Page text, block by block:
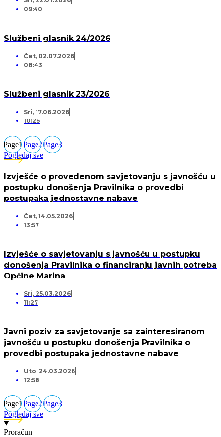
09:40
Službeni glasnik 24/2026
Čet, 02.07.2026
08:43
Službeni glasnik 23/2026
Sri, 17.06.2026
10:26
Page1Page2Page3
Pogledaj sve
Izvješće o provedenom savjetovanju s javnošću u
postupku donošenja Pravilnika o provedbi
postupaka jednostavne nabave
Čet, 14.05.2026
13:57
Izvješće o savjetovanju s javnošću u postupku
donošenja Pravilnika o financiranju javnih potreba
Općine Marina
Sri, 25.03.2026
11:27
Javni poziv za savjetovanje sa zainteresiranom
javnošću u postupku donošenja Pravilnika o
provedbi postupaka jednostavne nabave
Uto, 24.03.2026
12:58
Page1Page2Page3
Pogledaj sve
Proračun